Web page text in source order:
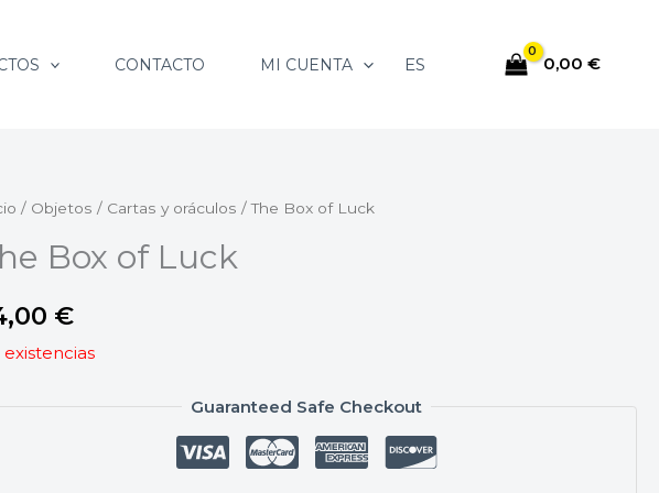
CONTACTO MI CUENTA ES 0,00€
/ Objetos / Cartas y oráculos / The Box of Luck
Box of Luck
€
existencias
Guaranteed Safe Checkout